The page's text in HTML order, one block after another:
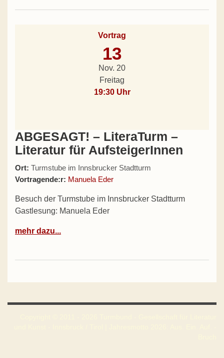
Vortrag
13
Nov. 20
Freitag
19:30 Uhr
ABGESAGT! – LiteraTurm –
Literatur für AufsteigerInnen
Ort: Turmstube im Innsbrucker Stadtturm
Vortragende:r: Manuela Eder
Besuch der Turmstube im Innsbrucker Stadtturm
Gastlesung: Manuela Eder
mehr dazu...